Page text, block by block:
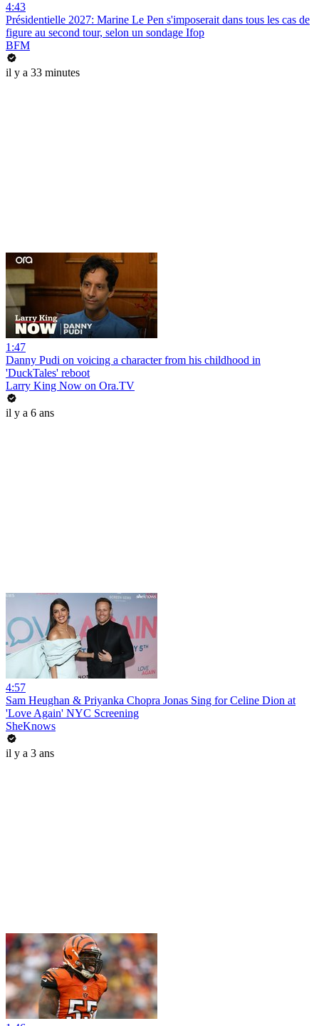
4:43
Présidentielle 2027: Marine Le Pen s'imposerait dans tous les cas de
figure au second tour, selon un sondage Ifop
BFM
il y a 33 minutes
1:47
Danny Pudi on voicing a character from his childhood in
'DuckTales' reboot
Larry King Now on Ora.TV
il y a 6 ans
4:57
Sam Heughan & Priyanka Chopra Jonas Sing for Celine Dion at
'Love Again' NYC Screening
SheKnows
il y a 3 ans